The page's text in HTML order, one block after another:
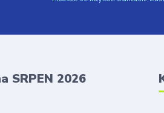
SRPEN 2026